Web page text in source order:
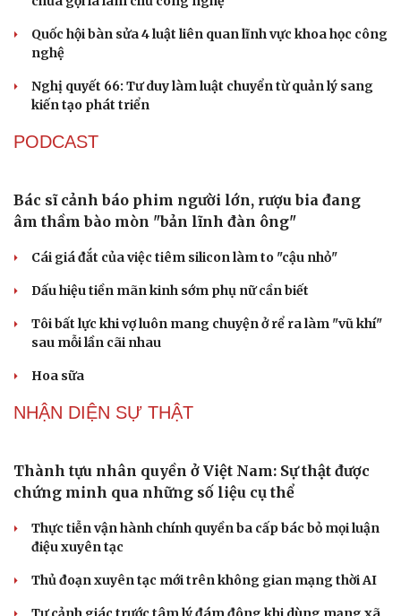
Săn Tour
check-in
Đọc truyện đêm khuya
Cửa sổ tình yêu
Cà Mau bổ nhiệm 3 phó giám đốc sở
Bổ nhiệm 2 Thứ trưởng Bộ Ngoại giao
Đại tá Lê Hồng Giang giữ chức Phó Giám đốc Công an
Cao Bằng
Sau 1 tháng sáp nhập tổ dân phố: Công nghệ không thể
QUỐC HỘI
Đánh giá cán bộ bằng KPI: Cần gắn năng lực thực
Giảm thủ tục và điều kiện phải đi kèm các công cụ quản
lý thay thế đủ mạnh
ĐBQH: Trong y tế nếu chỉ mua sắm, nhận máy móc thì
chưa gọi là làm chủ công nghệ
Quốc hội bàn sửa 4 luật liên quan lĩnh vực khoa học công
Nghị quyết 66: Tư duy làm luật chuyển từ quản lý sang
kiến tạo phát triển
PODCAST
Bác sĩ cảnh báo phim người lớn, rượu bia đang
âm thầm bào mòn "bản lĩnh đàn ông"